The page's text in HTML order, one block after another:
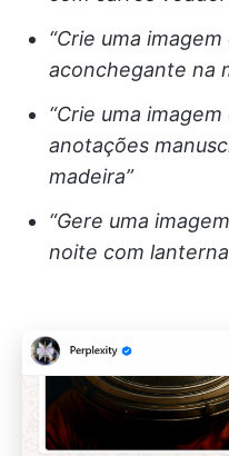
“Crie uma
aconchegante na
“Crie uma
anotações
madeira”
“Gere uma
noite com